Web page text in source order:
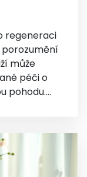
regeneraci
porozumění
může
péči o
pohodu.
inspirovat a
svůj